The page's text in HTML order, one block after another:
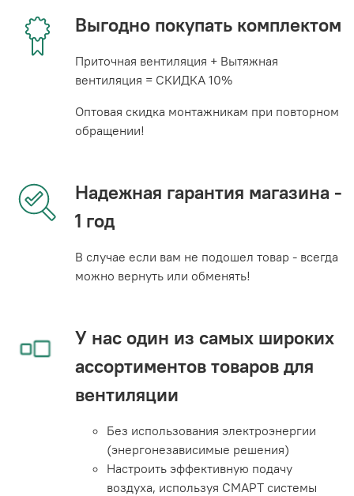
Выгодно покупать комплектом
Приточная вентиляция + Вытяжная
вентиляция = СКИДКА 10%
Оптовая скидка монтажникам при повторном
обращении!
Надежная гарантия магазина -
1 год
В случае если вам не подошел товар - всегда
можно вернуть или обменять!
У нас один из самых широких
ассортиментов товаров для
вентиляции
Без использования электроэнергии
(энергонезависимые решения)
Настроить эффективную подачу
воздуха, используя СМАРТ системы